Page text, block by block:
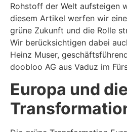
Rohstoff der Welt aufsteigen
diesem Artikel werfen wir
grüne Zukunft und die Rolle
Wir berücksichtigen dabei
Heinz Muser,
doobloo AG aus Vaduz im
Europa und